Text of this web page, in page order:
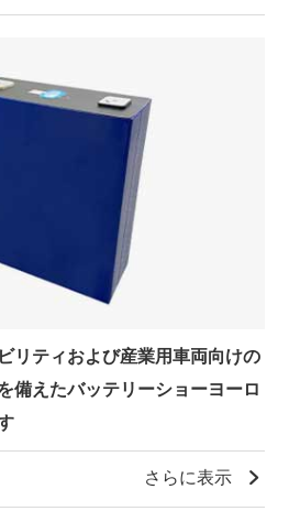
リティおよび産業用車両向けの
備えたバッテリーショーヨーロ
さらに表示 